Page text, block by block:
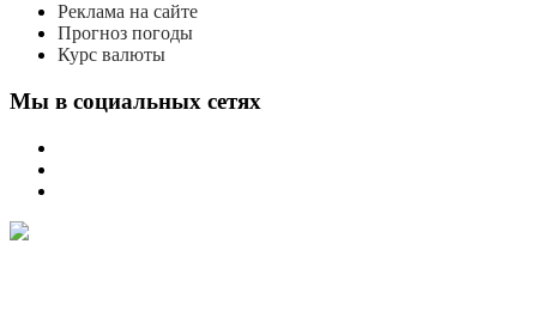
Реклама на сайте
Прогноз погоды
Курс валюты
Мы в социальных сетях